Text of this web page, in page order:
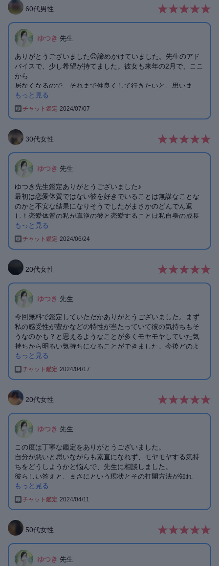
ただきました❤️
またよろしくお願いします🙇‍♀️
60代男性
ゆつき 先生
ありがとうございました😊諦めかけていました。先生のアド
バイスで、少し希望が持てました。彼女も来年の2月で、ここ
から
居なくなるので、それまで仲良くして行きたいと、思いま
す。前までは、自分の事
思っていたらしく、したってくれてたみたいです。これから
もっと見る
チャット鑑定 2024/07/07
30代女性
ゆつき 先生
ゆつき先生鑑定ありがとうございました♪
最初は恋愛体質ではない彼を好きでいることは無謀なことな
のかと不安な結果になりそうでしたがまさかのどんでん返
し！恋愛体質の私が真逆の彼と恋愛することは私自身の成長
のためと聞いてずっと自分がやり続けていたことは守護様の
お導きだったことに感謝しかありません。
お互いの守護様に甘い言葉をかけてもらえなかったこと、今
の私にはとても大切なことだと思います。
まずは私でご機嫌をとり続けれるように頑張ります😆
先生に出会えてよかったです！素敵なご縁に導いてくださっ
た守護様に感謝しかありません。
ありがとうございました♪
もっと見る
チャット鑑定 2024/06/24
20代女性
ゆつき 先生
今回無料で鑑定していただかありがとうございました。まず
私の感受性が豊かなどの特性が当たっていて彼の気持ちもそ
うなのかも？と思えるようなことが多くモヤモヤしていた気
持ちから明るい気持ちになることができました。今後どのよ
うに恋愛を進めたらいいのかまだ教えてくれたところが丁寧
でとても良かったです。ありがとうございました。
もっと見る
チャット鑑定 2024/04/17
20代女性
ゆつき 先生
この度は丁寧な鑑定をありがとうございました。
自分が悪いと思いながらも素直になれず、モヤモヤする気持
ちをどうしようかと悩んで、先生に相談しました。
彼らしい答えと、まさにという現状とその打開方法が知れ
て、なんだかスッキリしました。
いろんな質問をしていただきながら、的確に回答いただき、
ください。
今回はありがとうございました！
もっと見る
チャット鑑定 2024/04/11
50代女性
ゆつき 先生